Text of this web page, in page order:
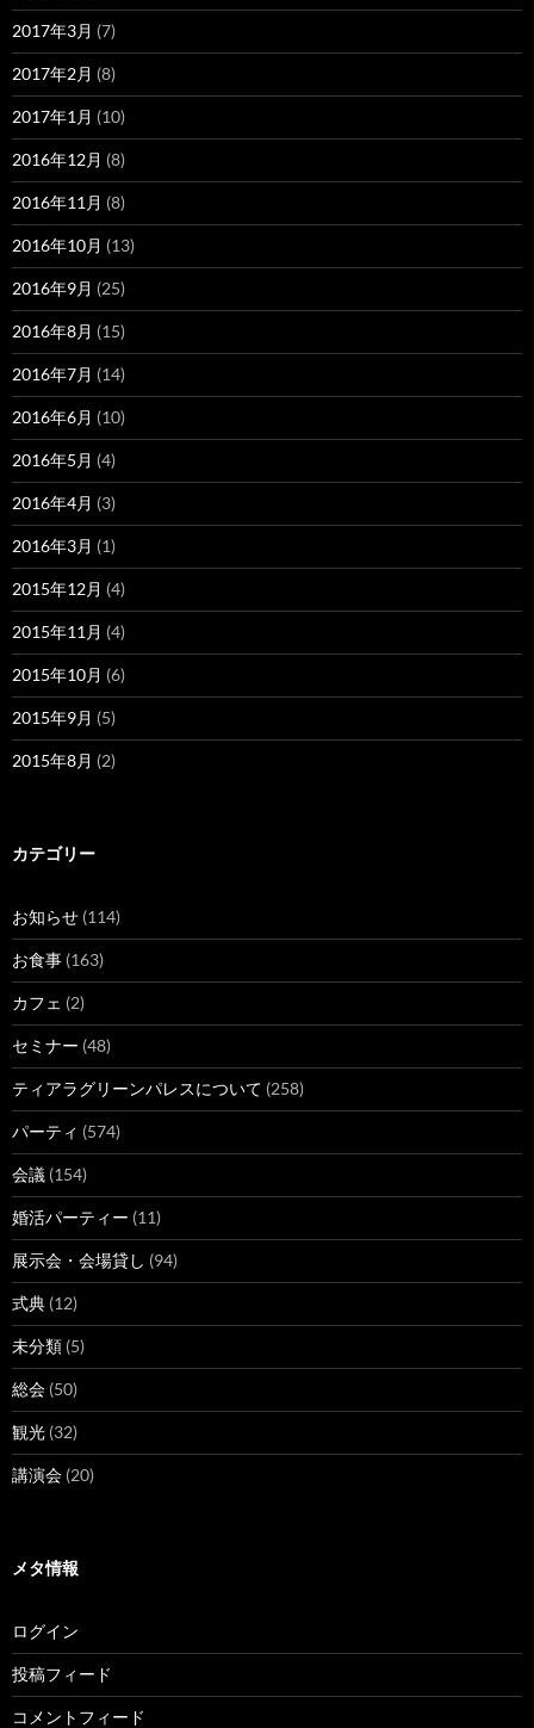
2017年3月 (7)
2017年2月 (8)
2017年1月 (10)
2016年12月 (8)
2016年11月 (8)
2016年10月 (13)
2016年9月 (25)
2016年8月 (15)
2016年7月 (14)
2016年6月 (10)
2016年5月 (4)
2016年4月 (3)
2016年3月 (1)
2015年12月 (4)
2015年11月 (4)
2015年10月 (6)
2015年9月 (5)
2015年8月 (2)
カテゴリー
お知らせ (114)
お食事 (163)
カフェ (2)
セミナー (48)
ティアラグリーンパレスについて (258)
パーティ (574)
会議 (154)
婚活パーティー (11)
展示会・会場貸し (94)
式典 (12)
未分類 (5)
総会 (50)
観光 (32)
講演会 (20)
メタ情報
ログイン
投稿フィード
コメントフィード